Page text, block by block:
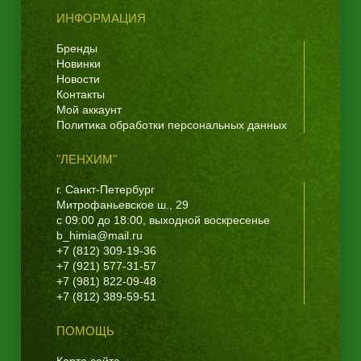
ИНФОРМАЦИЯ
Бренды
Новинки
Новости
Контакты
Мой аккаунт
Политика обработки персональных данных
"ЛЕНХИМ"
г. Санкт-Петербург
Митрофаньевское ш., 29
с 09:00 до 18:00, выходной воскресенье
b_himia@mail.ru
+7 (812) 309-19-36
+7 (921) 577-31-57
+7 (981) 822-09-48
+7 (812) 389-59-51
ПОМОЩЬ